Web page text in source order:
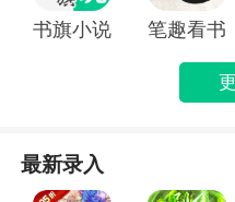
书旗小说APP笔趣看书
最新录入